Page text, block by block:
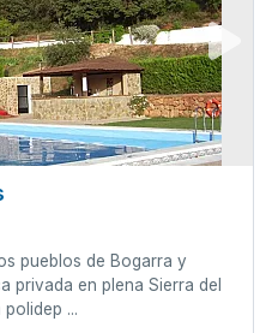
pueblos de Bogarra y
privada en plena Sierra del
...